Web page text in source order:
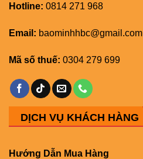
Hotline: 0814 271 968
Email: baominhhbc@gmail.com
Mã số thuế: 0304 279 699
DỊCH VỤ KHÁCH HÀNG
Hướng Dẫn Mua Hàng